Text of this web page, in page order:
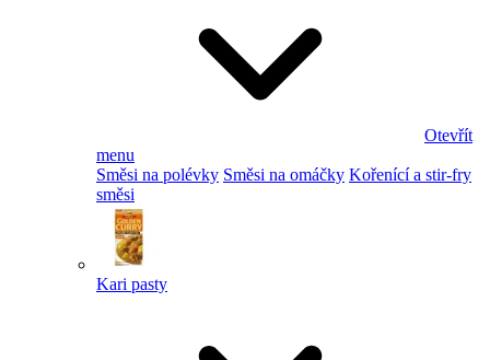
Otevřít
menu
Směsi na polévky Směsi na omáčky Kořenící a stir-fry
směsi
Kari pasty